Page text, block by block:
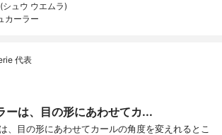
ュウ ウエムラ)
カーラー
代表
ーは、目の形にあわせてカ...
、目の形にあわせてカールの角度を変えれるとこ